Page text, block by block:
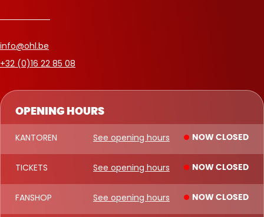
OPENING HOURS
KANTOREN See opening hours NOW CLOSED
TICKETS See opening hours NOW CLOSED
FANSHOP See opening hours NOW CLOSED
info@ohl.be
+32 (0)16 22 85 08